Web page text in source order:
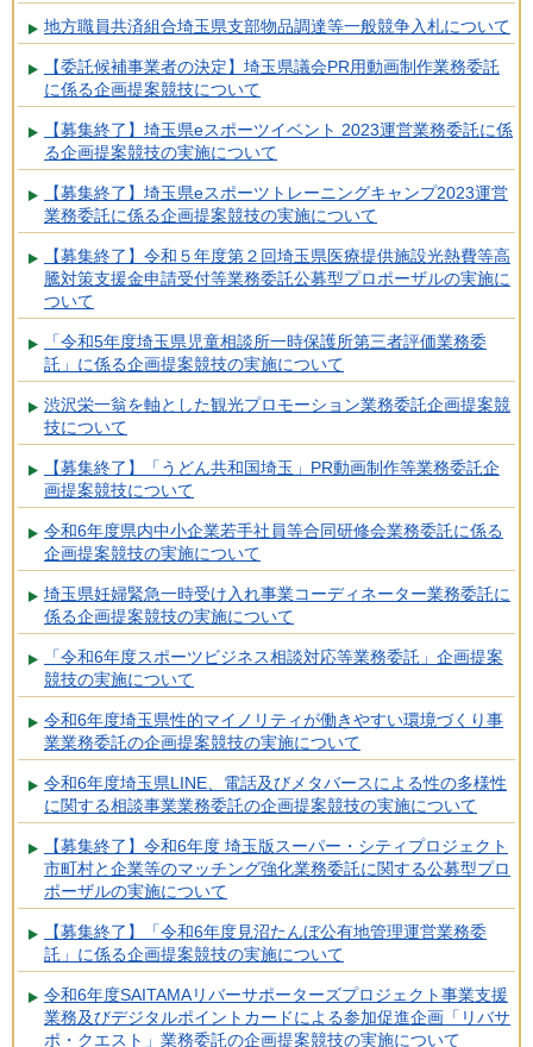
地方職員共済組合埼玉県支部物品調達等一般競争入札について
【委託候補事業者の決定】埼玉県議会PR用動画制作業務委託
に係る企画提案競技について
【募集終了】埼玉県eスポーツイベント 2023運営業務委託に係
る企画提案競技の実施について
【募集終了】埼玉県eスポーツトレーニングキャンプ2023運営
業務委託に係る企画提案競技の実施について
【募集終了】令和５年度第２回埼玉県医療提供施設光熱費等高
騰対策支援金申請受付等業務委託公募型プロポーザルの実施に
ついて
「令和5年度埼玉県児童相談所一時保護所第三者評価業務委
託」に係る企画提案競技の実施について
渋沢栄一翁を軸とした観光プロモーション業務委託企画提案競
技について
【募集終了】「うどん共和国埼玉」PR動画制作等業務委託企
画提案競技について
令和6年度県内中小企業若手社員等合同研修会業務委託に係る
企画提案競技の実施について
埼玉県妊婦緊急一時受け入れ事業コーディネーター業務委託に
係る企画提案競技の実施について
「令和6年度スポーツビジネス相談対応等業務委託」企画提案
競技の実施について
令和6年度埼玉県性的マイノリティが働きやすい環境づくり事
業業務委託の企画提案競技の実施について
令和6年度埼玉県LINE、電話及びメタバースによる性の多様性
に関する相談事業業務委託の企画提案競技の実施について
【募集終了】令和6年度 埼玉版スーパー・シティプロジェクト
市町村と企業等のマッチング強化業務委託に関する公募型プロ
ポーザルの実施について
【募集終了】「令和6年度見沼たんぼ公有地管理運営業務委
託」に係る企画提案競技の実施について
令和6年度SAITAMAリバーサポーターズプロジェクト事業支援
業務及びデジタルポイントカードによる参加促進企画「リバサ
ポ・クエスト」業務委託の企画提案競技の実施について